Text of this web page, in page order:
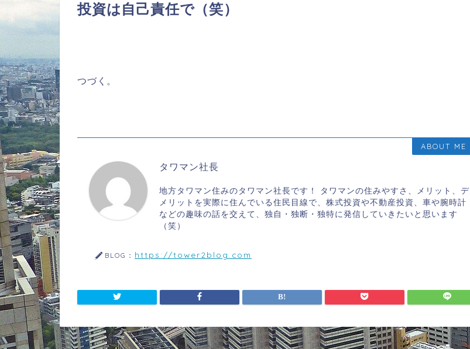
投資は自己責任で（笑）
つづく。
ABOUT ME
タワマン社長
地方タワマン住みのタワマン社長です！ タワマンの住みやすさ、メリット、デ
メリットを実際に住んでいる住民目線で、株式投資や不動産投資、車や腕時計
などの趣味の話を交えて、独自・独断・独特に発信していきたいと思います
（笑）
BLOG： https://tower2blog.com